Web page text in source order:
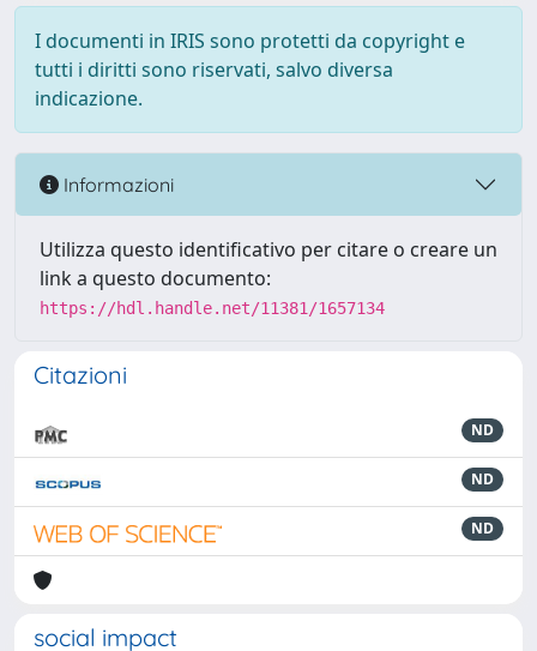
I documenti in IRIS sono protetti da copyright e
tutti i diritti sono riservati, salvo diversa
indicazione.
Informazioni
Utilizza questo identificativo per citare o creare un
link a questo documento:
https://hdl.handle.net/11381/1657134
Citazioni
ND
ND
ND
social impact